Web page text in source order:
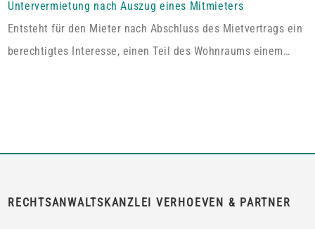
alleinige ausschließliche Benutzung der abgeschlossenen
Wohnung im Dachgeschoss“. Tatsächlich handelt es sich bei
dem […]
Untervermietung nach Auszug eines Mitmieters
Entsteht für den Mieter nach Abschluss des Mietvertrags ein
berechtigtes Interesse, einen Teil des Wohnraums einem
RECHTSANWALTSKANZLEI VERHOEVEN & PARTNER